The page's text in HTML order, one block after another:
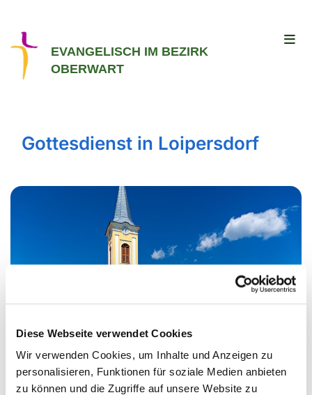
Diese Webseite verwendet Cookies
Wir verwenden Cookies, um Inhalte und Anzeigen zu
personalisieren, Funktionen für soziale Medien anbieten
zu können und die Zugriffe auf unsere Website zu
EVANGELISCH IM BEZIRK
OBERWART
Gottesdienst in Loipersdorf